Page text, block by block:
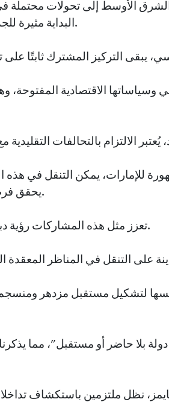
الأوسط إلى تحولات محتملة
البداية مثيرة للجدل ولكنها تحفل بفرص دبلوماسية.
وسياساتها الاقتصادية
للإمارات، يمكن التنقل في هذه
يحقق فرصًا قوية لتوفيق المصالح المختلفة.
تعزز مثل هذه المشاركات رؤية دبي في التقدم الثقافي والاقتصادي.
لتشكيل مستقبل مزدهر
بلا حاضر أو مستقبل"، مما يذكرنا